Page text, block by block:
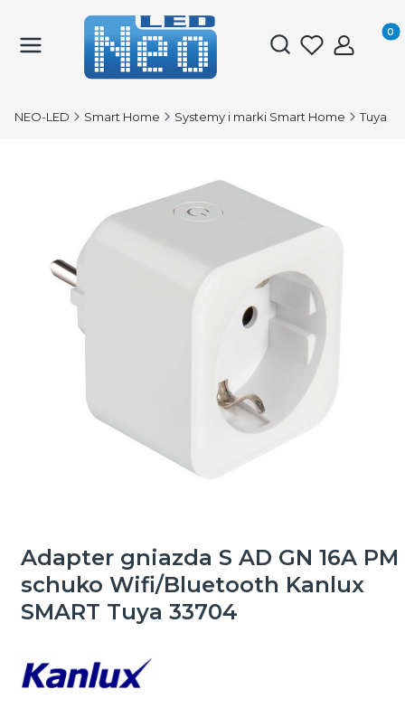
Otwórz
NEO-LED Smart Home Systemy i marki Smart Home Tuya
Adapter gniazda S AD GN 16A PM
schuko Wifi/Bluetooth Kanlux
SMART Tuya 33704